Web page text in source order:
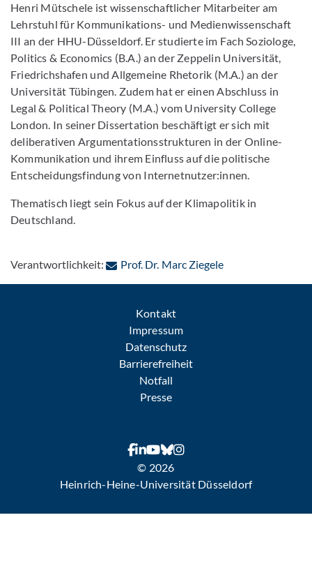
Henri Mütschele ist wissenschaftlicher Mitarbeiter am
Lehrstuhl für Kommunikations- und Medienwissenschaft
III an der HHU-Düsseldorf. Er studierte im Fach Soziologe,
Politics & Economics (B.A.) an der Zeppelin Universität,
Friedrichshafen und Allgemeine Rhetorik (M.A.) an der
Universität Tübingen. Zudem hat er einen Abschluss in
Legal & Political Theory (M.A.) vom University College
London. In seiner Dissertation beschäftigt er sich mit
deliberativen Argumentationsstrukturen in der Online-
Kommunikation und ihrem Einfluss auf die politische
Entscheidungsfindung von Internetnutzer:innen.
Thematisch liegt sein Fokus auf der Klimapolitik in
Deutschland.
Verantwortlichkeit: Prof. Dr. Marc Ziegele: Per E-Mail
Kontakt
Impressum
Datenschutz
Barrierefreiheit
Notfall
Presse
© 2026
Heinrich-Heine-Universität Düsseldorf